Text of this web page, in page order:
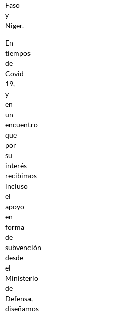
Faso
y
Niger.
En
tiempos
de
Covid-
19,
y
en
un
encuentro
que
por
su
interés
recibimos
incluso
el
apoyo
en
forma
de
subvención
desde
el
Ministerio
de
Defensa,
diseñamos